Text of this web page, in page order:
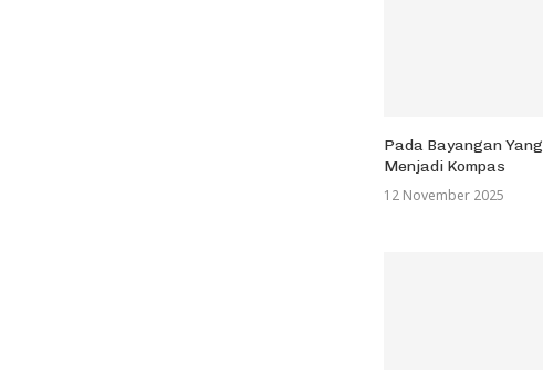
Pada Bayangan Yang
Menjadi Kompas
12 November 2025